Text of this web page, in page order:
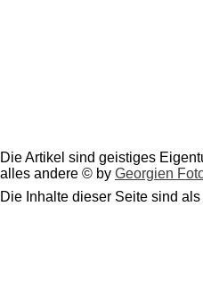
Die Artikel sind geistiges
alles andere © by Georgien
Die Inhalte dieser Seite sind als